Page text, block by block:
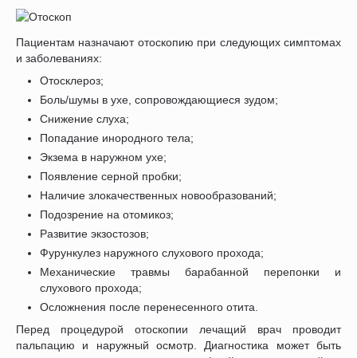
Пациентам назначают отоскопию при следующих симптомах
и заболеваниях:
Отосклероз;
Боль/шумы в ухе, сопровождающиеся зудом;
Снижение слуха;
Попадание инородного тела;
Экзема в наружном ухе;
Появление серной пробки;
Наличие злокачественных новообразований;
Подозрение на отомикоз;
Развитие экзостозов;
Фурункулез наружного слухового прохода;
Механические травмы барабанной перепонки и
слухового прохода;
Осложнения после перенесенного отита.
Перед процедурой отоскопии лечащий врач проводит
пальпацию и наружный осмотр. Диагностика может быть